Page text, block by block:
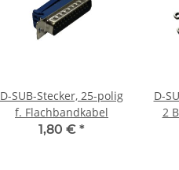
D-SUB-Stecker, 25-polig
f. Flachbandkabel
1,80 € *
D-
2